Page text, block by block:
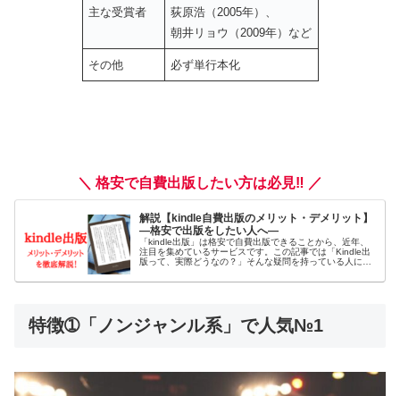
主な受賞者
荻原浩（2005年）、
朝井リョウ（2009年）など
その他 必ず単行本化
＼ 格安で自費出版したい方は必見‼ ／
解説【kindle自費出版のメリット・デメリット】
―格安で出版をしたい人へ―
「kindle出版」は格安で自費出版できることから、近年、
注目を集めているサービスです。この記事では「Kindle出
版って、実際どうなの？」そんな疑問を持っている人に向
すめの出版方法」について徹底解説をします。
特徴➀「ノンジャンル系」で人気№1